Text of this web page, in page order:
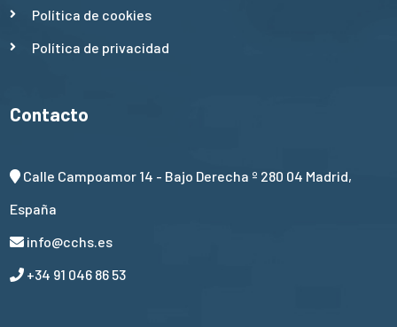
Política de cookies
Política de privacidad
Contacto
Calle Campoamor 14 - Bajo Derecha º 280 04 Madrid,
España
info@cchs.es
+34 91 046 86 53